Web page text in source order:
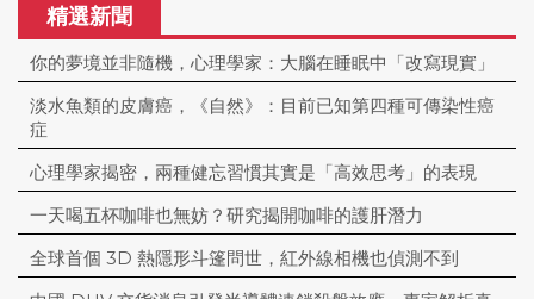
精選新聞
你的夢境並非隨機，心理學家：大腦在睡眠中「改寫現實」
淡水魚類的皮膚癌，《自然》：目前已知第四種可傳染性癌
症
心理學家揭密，兩種健忘習慣其實是「高效思考」的表現
一天喝五杯咖啡也無妨？研究揭開咖啡的護肝潛力
全球首個 3D 熱隱形斗篷問世，紅外線相機也偵測不到